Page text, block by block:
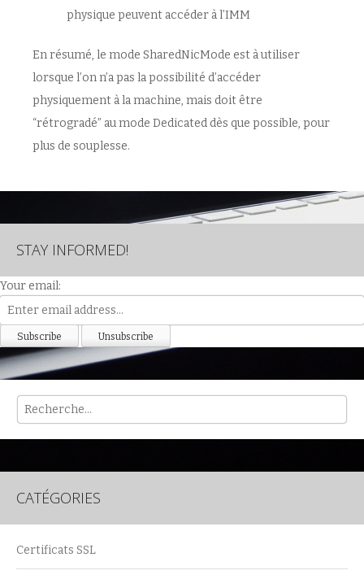
physique peuvent accéder à l’IMM
En résumé, le mode SharedNicMode est à utiliser
lorsque l’on n’a pas la possibilité d’accéder
physiquement à la machine, mais doit être
“rétrogradé” au mode Dedicated dès que possible, pour
plus de souplesse.
STAY INFORMED!
Your email:
Rech
CATÉGORIES
Certificats SSL